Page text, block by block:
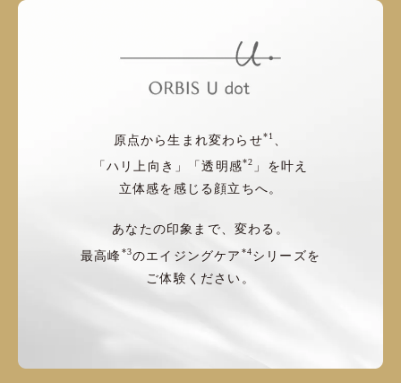
原点から生まれ変わらせ*1
「ハリ上向き」「透明感*2 」を叶え
立体感を感じる顔立ちへ。
あなたの印象まで、変わる。
最高峰*3のエイジングケア *4シリーズを
ご体験ください。